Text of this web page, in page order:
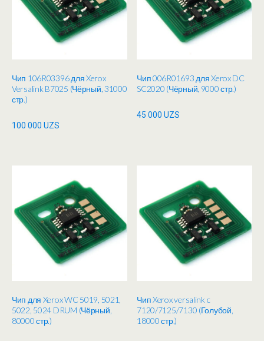
Чип 106R03396 для Xerox
Versalink B7025 (Чёрный, 31000
стр.)
100 000 UZS
Чип 006R01693 для Xerox DC
SC2020 (Чёрный, 9000 стр.)
45 000UZS
Чип для Xerox WC 5019, 5021,
5022, 5024 DRUM (Чёрный,
80000 стр.)
Чип Xerox versalink c
7120/7125/7130 (Голубой,
18000 стр.)